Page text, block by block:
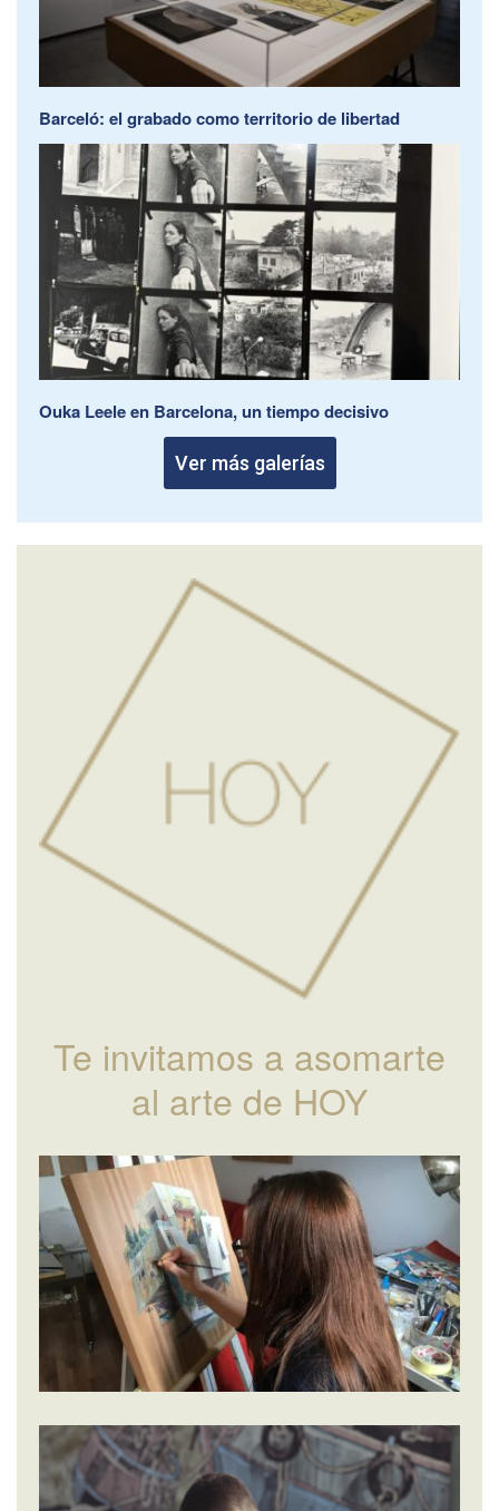
Barceló: el grabado como territorio de libertad
Ouka Leele en Barcelona, un tiempo decisivo
Ver más galerías
Te invitamos a asomarte
al arte de HOY